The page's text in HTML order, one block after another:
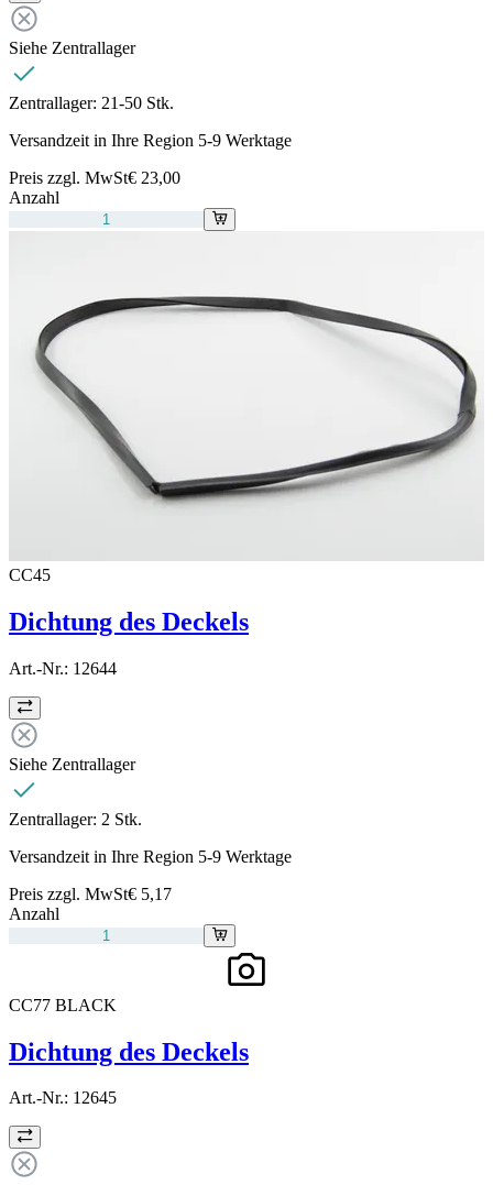
Siehe Zentrallager
Zentrallager: 21-50 Stk.
Versandzeit in Ihre Region 5-9 Werktage
Preis zzgl. MwSt€ 23,00
Anzahl
CC45
Dichtung des Deckels
Art.-Nr.: 12644
Siehe Zentrallager
Zentrallager: 2 Stk.
Versandzeit in Ihre Region 5-9 Werktage
Preis zzgl. MwSt€ 5,17
Anzahl
CC77 BLACK
Dichtung des Deckels
Art.-Nr.: 12645